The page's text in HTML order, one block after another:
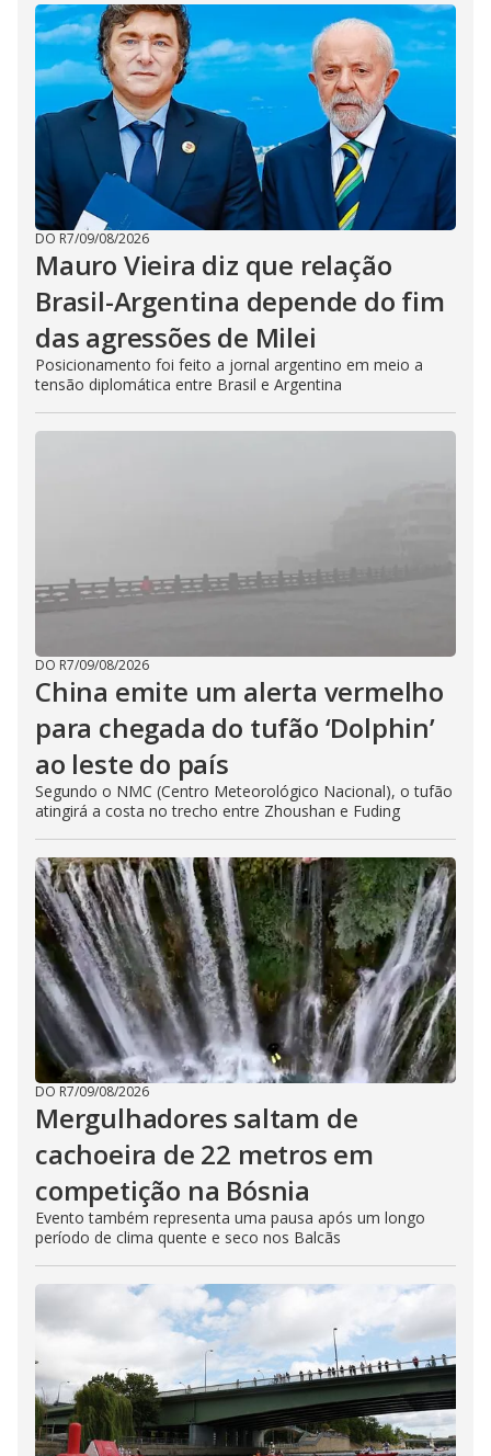
DO R7/09/08/2026
Mauro Vieira diz que relação
Brasil-Argentina depende do fim
das agressões de Milei
Posicionamento foi feito a jornal argentino em meio a
tensão diplomática entre Brasil e Argentina
DO R7/09/08/2026
China emite um alerta vermelho
para chegada do tufão ‘Dolphin’
ao leste do país
Segundo o NMC (Centro Meteorológico Nacional), o tufão
atingirá a costa no trecho entre Zhoushan e Fuding
DO R7/09/08/2026
Mergulhadores ​​saltam de
cachoeira de 22 metros em
competição na Bósnia
Evento também representa uma pausa após um longo
período de clima quente e seco nos Balcãs